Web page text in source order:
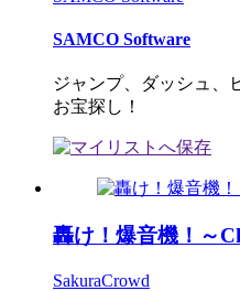
SAMCO Software
ジャンプ、ダッシュ、
お宝探し！
轟け！爆音機！～
SakuraCrowd